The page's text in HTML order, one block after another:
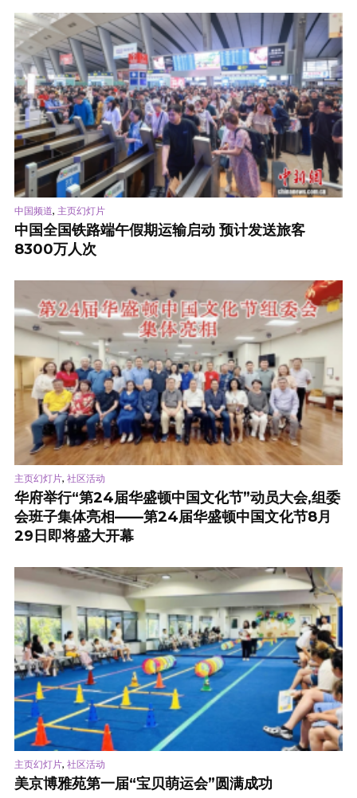
中国频道, 主页幻灯片
中国全国铁路端午假期运输启动 预计发送旅客
8300万人次
主页幻灯片, 社区活动
华府举行“第24届华盛顿中国文化节”动员大会,组委
会班子集体亮相——第24届华盛顿中国文化节8月
29日即将盛大开幕
主页幻灯片, 社区活动
美京博雅苑第一届“宝贝萌运会”圆满成功